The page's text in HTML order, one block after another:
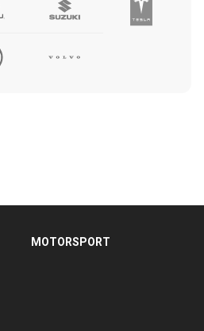
MOTORSPORT